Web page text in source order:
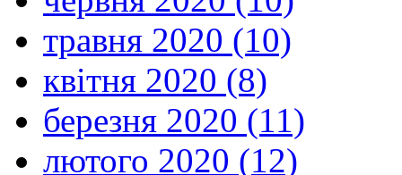
травня 2020 (10)
квітня 2020 (8)
березня 2020 (11)
лютого 2020 (12)